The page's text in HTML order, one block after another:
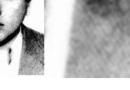
duhet ta konstituojnë
pas përfundimit të
Lëvizjen
për papërgjegjësi totale